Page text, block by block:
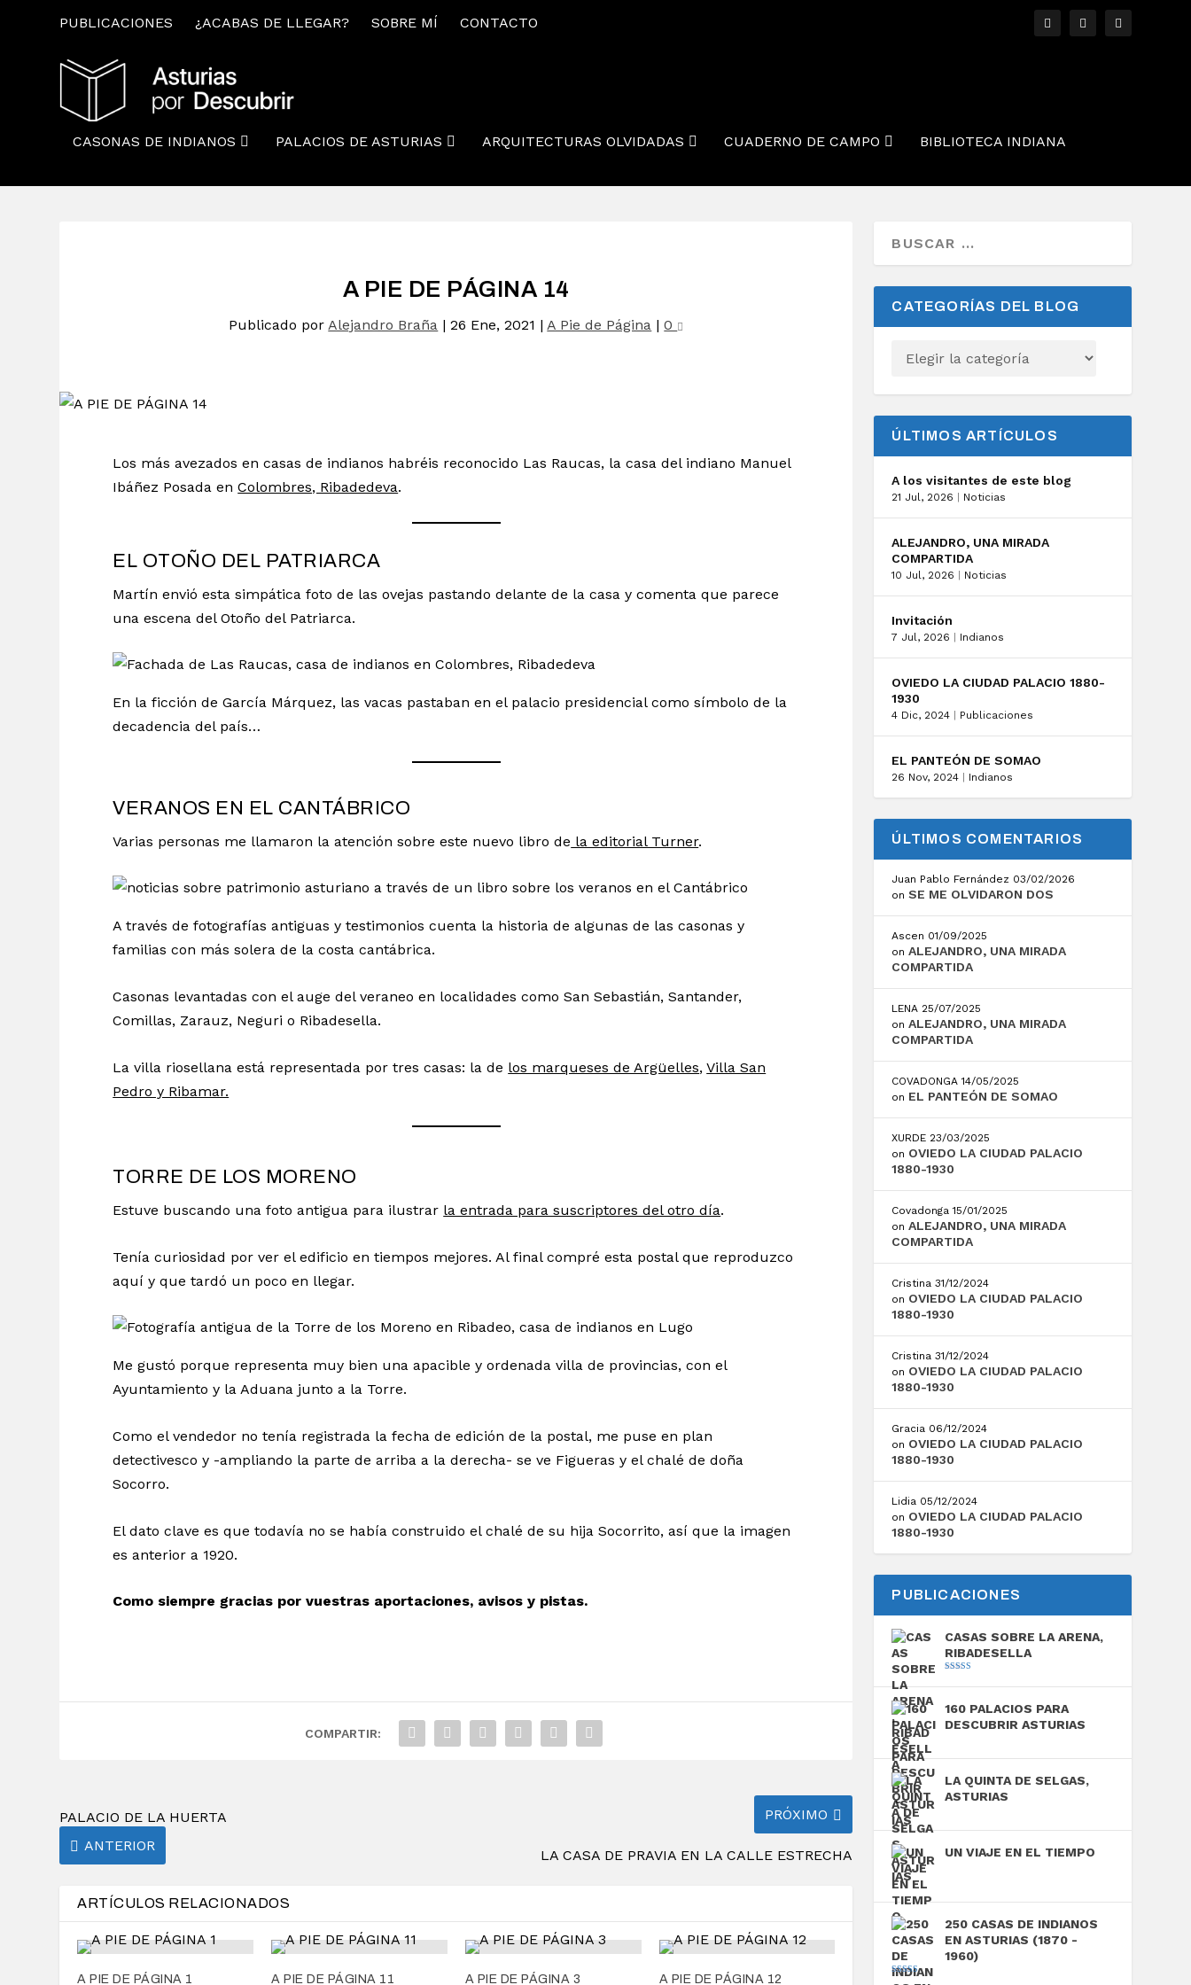
PUBLICACIONES ¿ACABAS DE LLEGAR? SOBRE MÍ CONTACTO
CASONAS DE INDIANOS PALACIOS DE ASTURIAS ARQUITECTURAS OLVIDADAS CUADERNO DE CAMPO BIBLIOTECA INDIANA
A PIE DE PÁGINA 14
Publicado porAlejandro Braña |26 Ene, 2021 |A Pie de Página |0
Los más avezados en casas de indianos habréis reconocido Las Raucas, la casa del indiano Manuel
Ibáñez Posada enColombres, Ribadedeva.
EL OTOÑO DEL PATRIARCA
Martín envió esta simpática foto de las ovejas pastando delante de la casa y comenta que parece
una escena del Otoño del Patriarca.
En la ficción de García Márquez, las vacas pastaban en el palacio presidencial como símbolo de la
decadencia del país…
VERANOS EN EL CANTÁBRICO
Varias personas me llamaron la atención sobre este nuevo libro de la editorial Turner.
A través de fotografías antiguas y testimonios cuenta la historia de algunas de las casonas y
familias con más solera de la costa cantábrica.
Casonas levantadas con el auge del veraneo en localidades como San Sebastián, Santander,
Comillas, Zarauz, Neguri o Ribadesella.
La villa riosellana está representada por tres casas: la de los marqueses de Argüelles,Villa San
Pedro y Ribamar.
TORRE DE LOS MORENO
Estuve buscando una foto antigua para ilustrar la entrada para suscriptores del otro día.
Tenía curiosidad por ver el edificio en tiempos mejores. Al final compré esta postal que reproduzco
aquí y que tardó un poco en llegar.
Me gustó porque representa muy bien una apacible y ordenada villa de provincias, con el
Ayuntamiento y la Aduana junto a la Torre.
Como el vendedor no tenía registrada la fecha de edición de la postal, me puse en plan
detectivesco y -ampliando la parte de arriba a la derecha- se ve Figueras y el chalé de doña
Socorro.
El dato clave es que todavía no se había construido el chalé de su hija Socorrito, así que la imagen
es anterior a 1920.
Como siempre gracias por vuestras aportaciones, avisos y pistas.
COMPARTIR:
PALACIO DE LA HUERTA
ANTERIOR
PRÓXIMO
LA CASA DE PRAVIA EN LA CALLE ESTRECHA
ARTÍCULOS RELACIONADOS
A PIE DE PÁGINA 1 A PIE DE PÁGINA 11 A PIE DE PÁGINA 3 A PIE DE PÁGINA 12
CATEGORÍAS DEL BLOG
ÚLTIMOS ARTÍCULOS
A los visitantes de este blog
21 Jul, 2026 Noticias
ALEJANDRO, UNA MIRADA
COMPARTIDA
10 Jul, 2026 Noticias
Invitación
7 Jul, 2026 Indianos
OVIEDO LA CIUDAD PALACIO 1880-
1930
4 Dic, 2024 Publicaciones
EL PANTEÓN DE SOMAO
26 Nov, 2024 Indianos
ÚLTIMOS COMENTARIOS
Juan Pablo Fernández 03/02/2026
onSE ME OLVIDARON DOS
Ascen 01/09/2025
onALEJANDRO, UNA MIRADA
COMPARTIDA
LENA 25/07/2025
onALEJANDRO, UNA MIRADA
COMPARTIDA
COVADONGA 14/05/2025
on EL PANTEÓN DE SOMAO
XURDE 23/03/2025
on OVIEDO LA CIUDAD PALACIO
1880-1930
Covadonga 15/01/2025
onALEJANDRO, UNA MIRADA
COMPARTIDA
Cristina 31/12/2024
on OVIEDO LA CIUDAD PALACIO
1880-1930
Cristina 31/12/2024
on OVIEDO LA CIUDAD PALACIO
1880-1930
Gracia 06/12/2024
on OVIEDO LA CIUDAD PALACIO
1880-1930
Lidia 05/12/2024
on OVIEDO LA CIUDAD PALACIO
1880-1930
PUBLICACIONES
CASAS SOBRE LA ARENA,
RIBADESELLA
160 PALACIOS PARA
DESCUBRIR ASTURIAS
LA QUINTA DE SELGAS,
ASTURIAS
UN VIAJE EN EL TIEMPO
250 CASAS DE INDIANOS
EN ASTURIAS (1870 -
1960)